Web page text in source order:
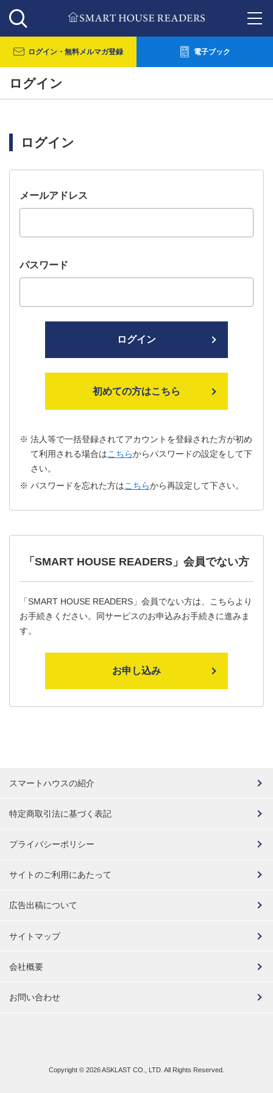
ログイン・ 無料メルマガ登録 電子ブック
ログイン
ログイン
メールアドレス
パスワード
ログイン
初めての方はこちら
法人等で一括登録されてアカウントを登録された方が初め
て利用される場合はこちらからパスワードの設定をして下
さい。
パスワードを忘れた方はこちらから再設定して下さい。
「SMART HOUSE READERS」 会員でない方
「SMART HOUSE READERS」会員でない方は、こちらより
お手続きください。同サービスのお申込みお手続きに進みま
す。
お申し込み
スマートハウスの紹介
特定商取引法に基づく表記
プライバシーポリシー
サイトのご利用にあたって
広告出稿について
サイトマップ
会社概要
お問い合わせ
Copyright © 2026 ASKLAST CO., LTD. All Rights Reserved.